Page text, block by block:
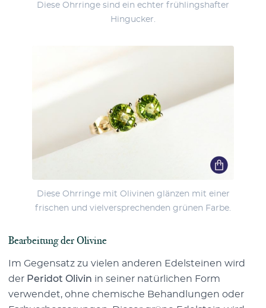
Diese Ohrringe sind ein echter frühlingshafter
Hingucker.
Diese Ohrringe mit Olivinen glänzen mit einer
frischen und vielversprechenden grünen Farbe.
Bearbeitung der Olivine
Im Gegensatz zu vielen anderen Edelsteinen wird
der Peridot Olivin in seiner natürlichen Form
verwendet, ohne chemische Behandlungen oder